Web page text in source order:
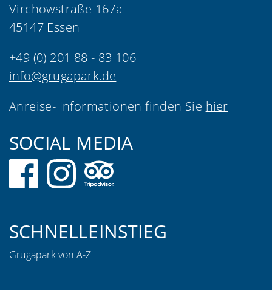
Virchowstraße 167a
45147 Essen
+49 (0) 201 88 - 83 106
info@grugapark.de
Anreise- Informationen finden Sie hier
SOCIAL MEDIA
SCHNELLEINSTIEG
Grugapark von A-Z